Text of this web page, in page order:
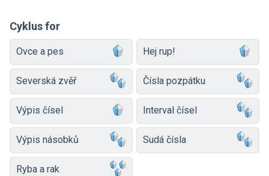
Cyklus for
Ovce a pes Hej rup!
Severská zvěř Čísla pozpátku
Výpis čísel Interval čísel
Výpis násobků Sudá čísla
Ryba a rak